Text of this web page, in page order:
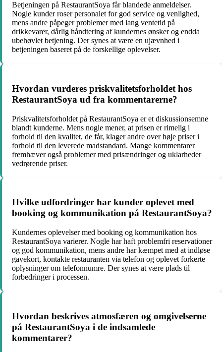
Betjeningen på RestaurantSoya får blandede anmeldelser.
Nogle kunder roser personalet for god service og venlighed,
mens andre påpeger problemer med lang ventetid på
drikkevarer, dårlig håndtering af kundernes ønsker og endda
ubehøvlet betjening. Der synes at være en ujævnhed i
betjeningen baseret på de forskellige oplevelser.
Hvordan vurderes priskvalitetsforholdet hos
RestaurantSoya ud fra kommentarerne?
Priskvalitetsforholdet på RestaurantSoya er et diskussionsemne
blandt kunderne. Mens nogle mener, at prisen er rimelig i
forhold til den kvalitet, de får, klager andre over høje priser i
forhold til den leverede madstandard. Mange kommentarer
fremhæver også problemer med prisændringer og uklarheder
vedrørende priser.
Hvilke udfordringer har kunder oplevet med
booking og kommunikation på RestaurantSoya?
Kundernes oplevelser med booking og kommunikation hos
RestaurantSoya varierer. Nogle har haft problemfri reservationer
og god kommunikation, mens andre har kæmpet med at indløse
gavekort, kontakte restauranten via telefon og oplevet forkerte
oplysninger om telefonnumre. Der synes at være plads til
forbedringer i processen.
Hvordan beskrives atmosfæren og omgivelserne
på RestaurantSoya i de indsamlede
kommentarer?